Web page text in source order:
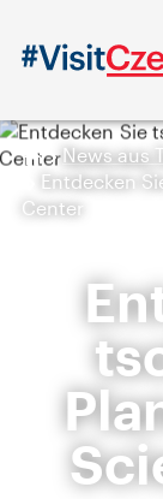
News aus
Entdecken
Center